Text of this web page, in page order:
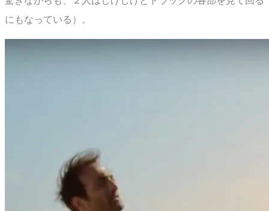
にもなっている）。